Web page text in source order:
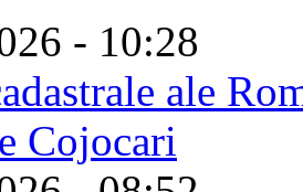
- 10:28
ale
Cojocari